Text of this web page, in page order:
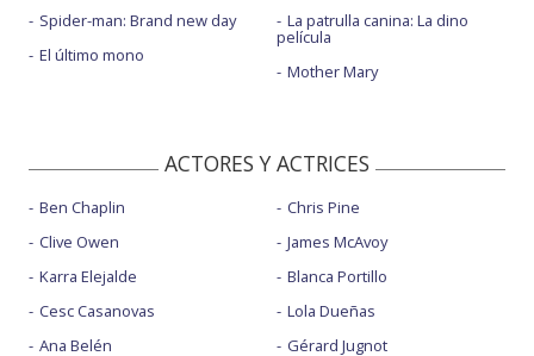
Spider-man: Brand new day
El último mono
La patrulla canina: La dino
película
Mother Mary
ACTORES Y ACTRICES
Ben Chaplin
Clive Owen
Karra Elejalde
Cesc Casanovas
Ana Belén
Chris Pine
James McAvoy
Blanca Portillo
Lola Dueñas
Gérard Jugnot